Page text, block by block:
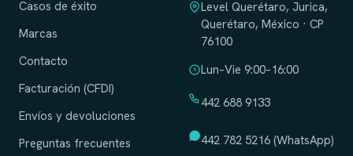
Casos de éxito
Marcas
Contacto
Facturación (CFDI)
Envíos y devoluciones
Preguntas frecuentes
Level Querétaro, Jurica,
Querétaro, México · CP
76100
Lun–Vie 9:00–16:00
442 688 9133
442 782 5216 (WhatsApp)